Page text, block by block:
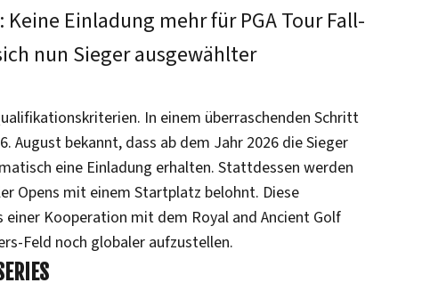
Einladung mehr für PGA Tour Fall-
nun Sieger ausgewählter
In einem überraschenden Schritt
August bekannt, dass ab dem Jahr 2026 die Sieger
eine Einladung erhalten. Stattdessen werden
Opens mit einem Startplatz belohnt. Diese
Kooperation mit dem Royal and Ancient Golf
Feld noch globaler aufzustellen.